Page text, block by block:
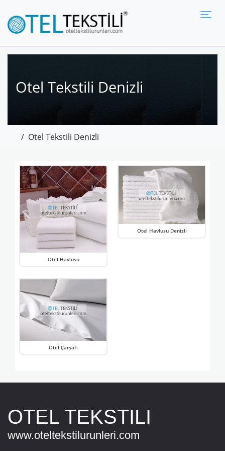
Otel Tekstili Denizli
/ Otel Tekstili Denizli
Otel Havlusu
Otel Çarşafı
Otel Havlusu Denizli
OTEL TEKSTILI
www.oteltekstilurunleri.com